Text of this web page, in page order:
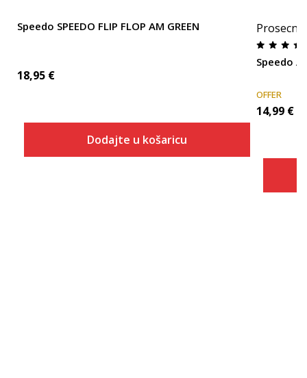
Speedo SPEEDO FLIP FLOP AM GREEN
18,95 €
Dodajte u košaricu
Speedo
OFFER
14,99 €